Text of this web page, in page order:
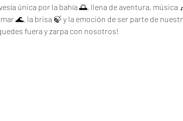
única por la bahía 🌅, llena de aventura,
🌊, la brisa 🍃 y la emoción de ser parte de
fuera y zarpa con nosotros!